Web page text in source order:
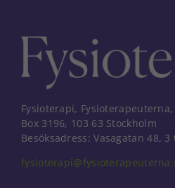
Fysioterapi, Fysioterapeuterna,
Box 3196, 103 63 Stockholm
Besöksadress: Vasagatan 48, 3